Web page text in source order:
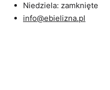
Niedziela: zamknięte
info@ebielizna.pl